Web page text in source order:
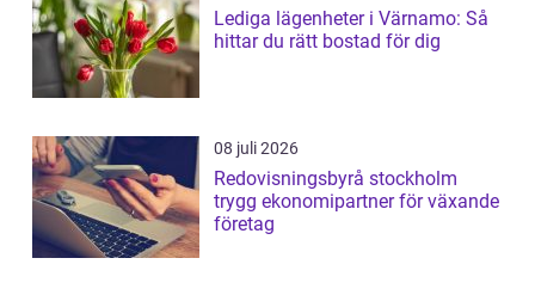
Lediga lägenheter i Värnamo: Så
hittar du rätt bostad för dig
08 juli 2026
Redovisningsbyrå stockholm
trygg ekonomipartner för växande
företag